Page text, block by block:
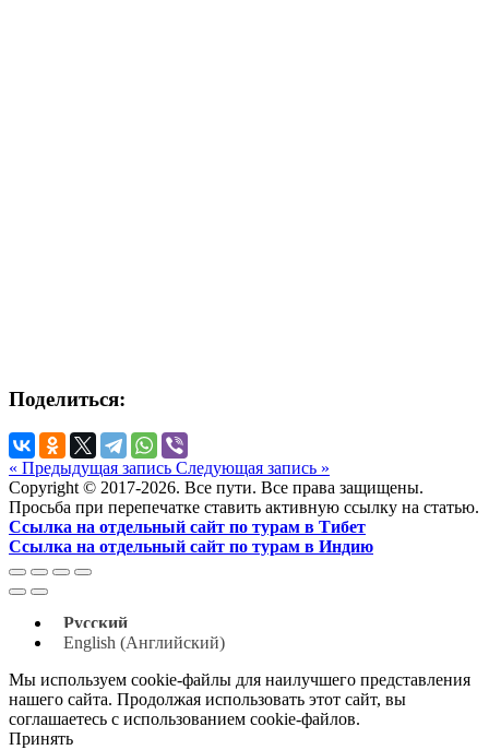
Поделиться:
« Предыдущая запись Следующая запись »
Copyright © 2017-2026. Все пути. Все права защищены.
Просьба при перепечатке ставить активную ссылку на статью.
Ссылка на отдельный сайт по турам в Тибет
Ссылка на отдельный сайт по турам в Индию
Русский
English (Английский)
Мы используем cookie-файлы для наилучшего представления
нашего сайта. Продолжая использовать этот сайт, вы
соглашаетесь с использованием cookie-файлов.
Принять